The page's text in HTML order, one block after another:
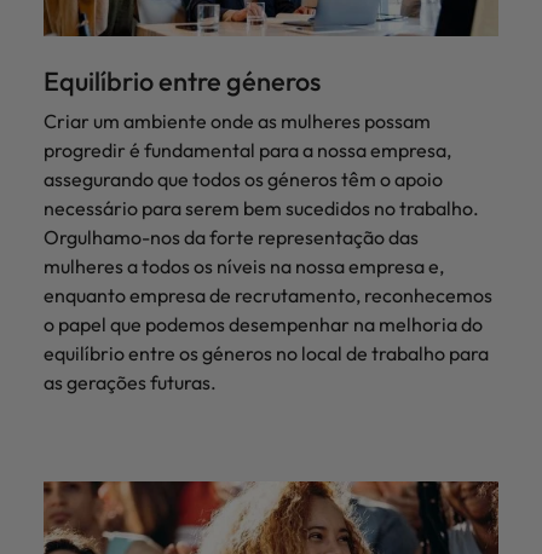
Equilíbrio entre géneros
Criar um ambiente onde as mulheres possam
progredir é fundamental para a nossa empresa,
assegurando que todos os géneros têm o apoio
necessário para serem bem sucedidos no trabalho.
Orgulhamo-nos da forte representação das
mulheres a todos os níveis na nossa empresa e,
enquanto empresa de recrutamento, reconhecemos
o papel que podemos desempenhar na melhoria do
equilíbrio entre os géneros no local de trabalho para
as gerações futuras.